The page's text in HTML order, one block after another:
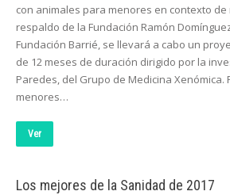
con animales para menores en contexto de
respaldo de la Fundación Ramón
Fundación Barrié, se llevará a cabo un
de 12 meses de duración dirigido por la
Paredes, del Grupo de Medicina Xenómica.
menores…
Ver
Los mejores de la Sanidad de 2017